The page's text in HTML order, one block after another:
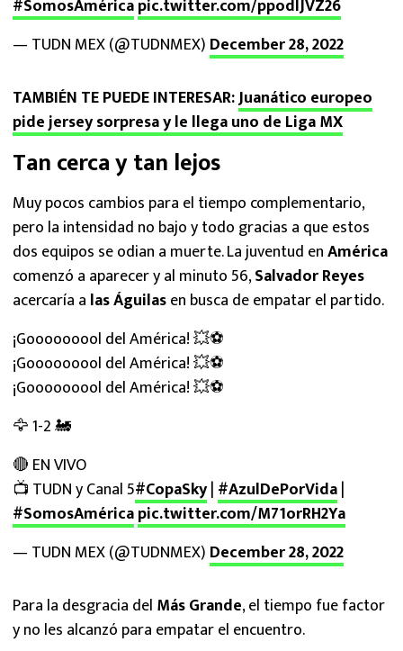
#SomosAméricapic.twitter.com/ppodIJVZ26
— TUDN MEX (@TUDNMEX) December 28, 2022
TAMBIÉN TE PUEDE INTERESAR:Juanático europeo
pide jersey sorpresa y le llega uno de Liga MX
Tan cerca y tan lejos
Muy pocos cambios para el tiempo complementario,
pero la intensidad no bajo y todo gracias a que estos
dos equipos se odian a muerte. La juventud enAmérica
comenzó a aparecer y al minuto 56,Salvador Reyes
acercaría a las Águilasen busca de empatar el partido.
¡Gooooooool del América! 💥⚽
¡Gooooooool del América! 💥⚽
¡Gooooooool del América! 💥⚽
🦅 1-2 🚂
🔴 EN VIVO
📺 TUDN y Canal 5#CopaSky| #AzulDePorVida|
#SomosAméricapic.twitter.com/M71orRH2Ya
— TUDN MEX (@TUDNMEX) December 28, 2022
Para la desgracia del Más Grande, el tiempo fue factor
y no les alcanzó para empatar el encuentro.